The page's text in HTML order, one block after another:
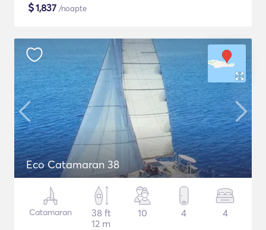
$1,837 /noapte
Eco Catamaran 38
Catamaran
38 ft
12 m
10 4 4